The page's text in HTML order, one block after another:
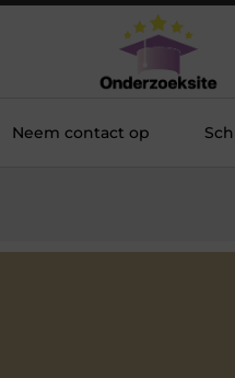
Neem contact op